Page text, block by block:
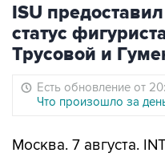
ISU
статус
Трусовой и
Есть обновление от
Что произошло за
Москва. 7 августа.